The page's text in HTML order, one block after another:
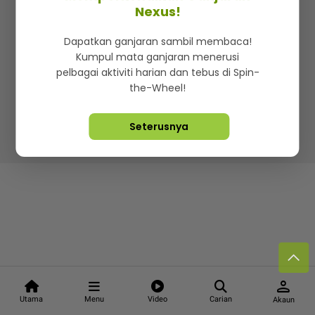
Utama Menu Video Carian
person
Akaun
Iklan di SMG360
Terma & Syarat Dasar Privasi
Lebih hot, viral dan sensasi
Hakcipta Terpelihara ©2026. Star Media Group Berhad
Nexus!
Dapatkan ganjaran sambil membaca!
Kumpul mata ganjaran menerusi
pelbagai aktiviti harian dan tebus di Spin-
the-Wheel!
Seterusnya